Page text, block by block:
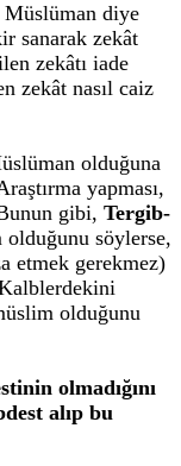
Müslüman diye
sanarak zekât
zekâtı iade
zekât nasıl caiz
olduğuna
yapması,
gibi, Tergib-
söylerse,
etmek gerekmez)
olduğunu
olmadığını
alıp bu